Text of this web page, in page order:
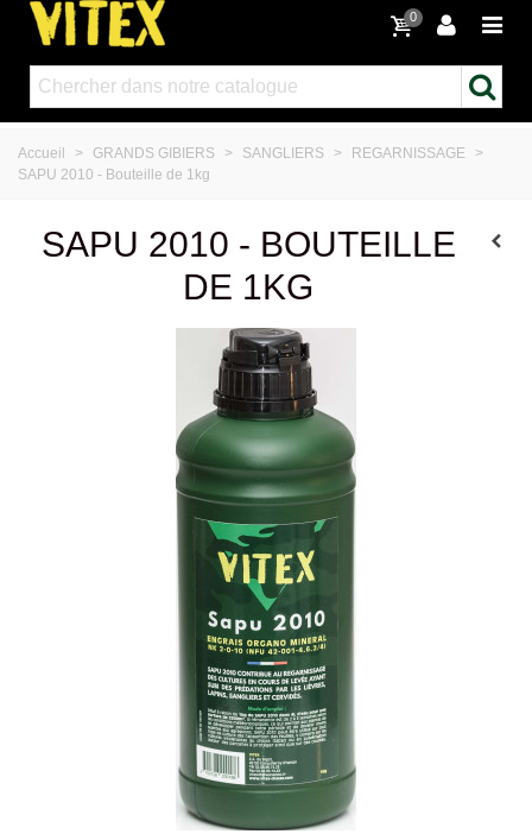
0
Accueil > GRANDS GIBIERS > SANGLIERS > REGARNISSAGE
>
SAPU 2010 - Bouteille de 1kg
SAPU 2010 - BOUTEILLE
DE 1KG